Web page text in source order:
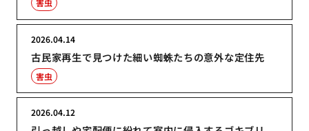
害虫
古民家再生で見つけた細い蜘蛛たちの意外な定住先
2026.04.14
害虫
2026.04.12